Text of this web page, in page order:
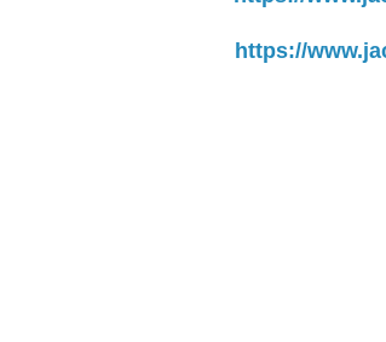
https://